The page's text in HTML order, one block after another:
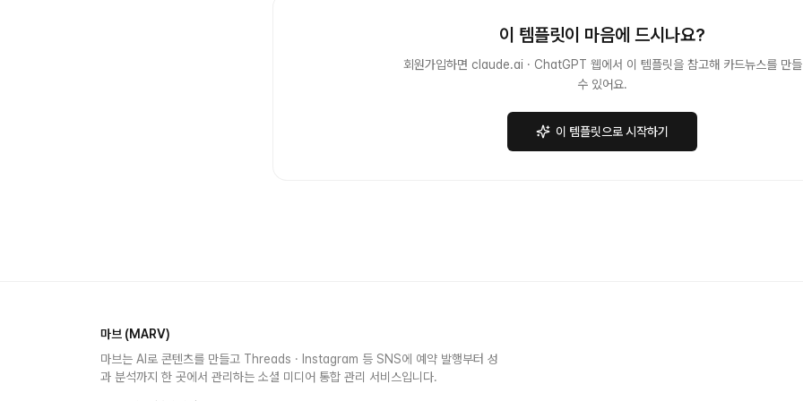
이 템플릿이 마음에 드시나요?
회원가입하면 claude.ai · ChatGPT 웹에서 이 템플릿을 참고해 카드뉴스를 만들
수 있어요.
이 템플릿으로 시작하기
마브 (MARV)
마브는 AI로 콘텐츠를 만들고 Threads · Instagram 등 SNS에 예약 발행부터 성
과 분석까지 한 곳에서 관리하는 소셜 미디어 통합 관리 서비스입니다.